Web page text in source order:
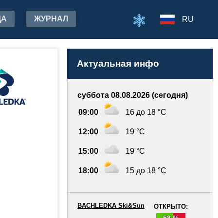
ЖУРНАЛ RU
Актуальная инфо
суббота 08.08.2026 (сегодня)
09:00 16 до 18 °C
12:00 19 °C
15:00 19 °C
18:00 15 до 18 °C
ОТКРЫТО:
BACHLEDKA Ski&Sun